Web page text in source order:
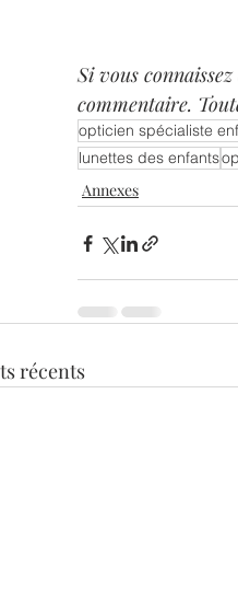
Si vous
commentaire.
opticien spécialiste
lunettes des enfants
Annexes
récents